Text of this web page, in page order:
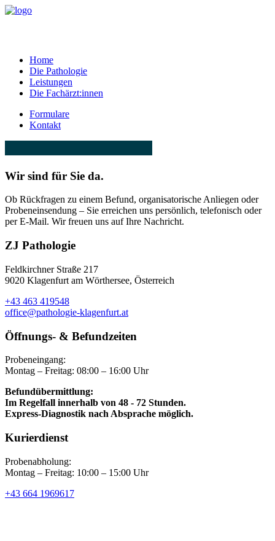
Home
Die Pathologie
Leistungen
Die Fachärzt:innen
Formulare
Kontakt
Wir sind für Sie da.
Ob Rückfragen zu einem Befund, organisatorische Anliegen oder
Probeneinsendung – Sie erreichen uns persönlich, telefonisch oder
per E-Mail. Wir freuen uns auf Ihre Nachricht.
ZJ Pathologie
Feldkirchner Straße 217
9020 Klagenfurt am Wörthersee, Österreich
+43 463 419548
office@pathologie-klagenfurt.at
Öffnungs- & Befundzeiten
Probeneingang:
Montag – Freitag: 08:00 – 16:00 Uhr
Befundübermittlung:
Im Regelfall innerhalb von 48 - 72 Stunden.
Express-Diagnostik nach Absprache möglich.
Kurierdienst
Probenabholung:
Montag – Freitag: 10:00 – 15:00 Uhr
+43 664 1969617